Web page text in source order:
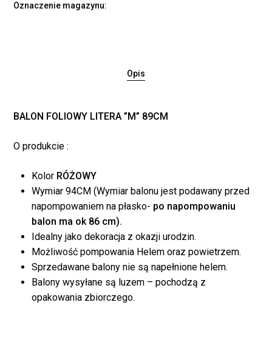
Brak produktów w
koszyku.
Oznaczenie magazynu:
Opis
BALON FOLIOWY LITERA ”M” 89CM
O produkcie :
Kolor RÓŻOWY
Wymiar 94CM (Wymiar balonu jest podawany przed
napompowaniem na płasko- po napompowaniu
balon ma ok 86 cm).
Idealny jako dekoracja z okazji urodzin.
Możliwość pompowania Helem oraz powietrzem.
Sprzedawane balony nie są napełnione helem.
Balony wysyłane są luzem – pochodzą z
opakowania zbiorczego.